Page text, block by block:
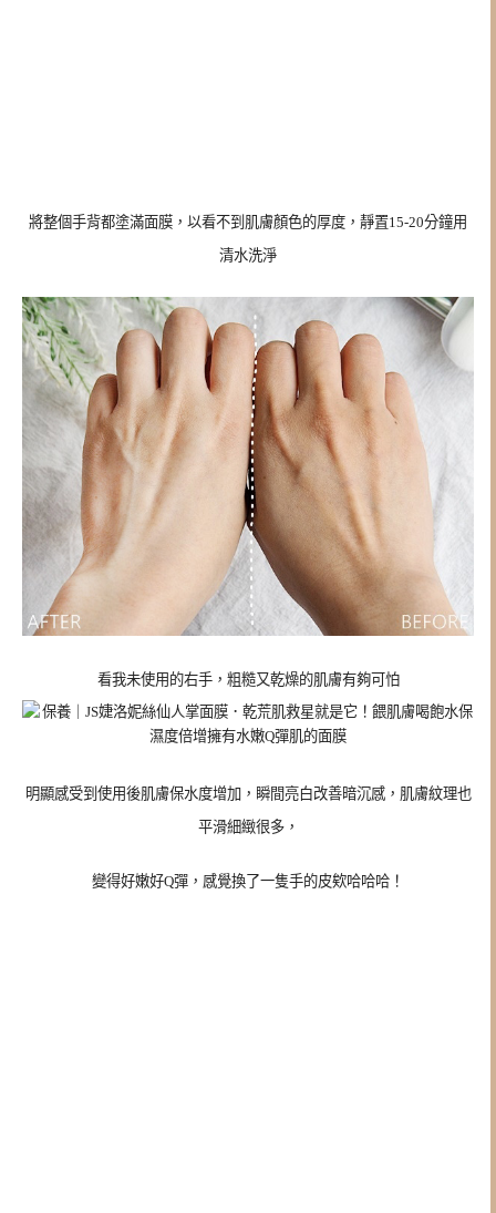
將整個手背都塗滿面膜，以看不到肌膚顏色的厚度，靜置15-20分鐘用
清水洗淨
看我未使用的右手，粗糙又乾燥的肌膚有夠可怕
明顯感受到使用後肌膚保水度增加，瞬間亮白改善暗沉感，肌膚紋理也
平滑細緻很多，
變得好嫩好Q彈，感覺換了一隻手的皮欸哈哈哈！